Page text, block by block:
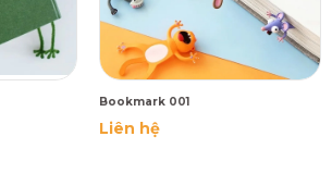
Bookmark 001
Liên hệ